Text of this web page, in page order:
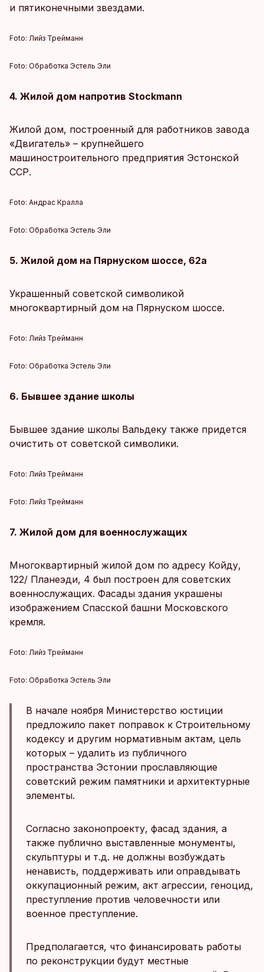
и пятиконечными звездами.
Foto: Лийз Трейманн
Foto: Обработка Эстель Эли
4. Жилой дом напротив Stockmann
Жилой дом, построенный для работников завода
«Двигатель» – крупнейшего
машиностроительного предприятия Эстонской
ССР.
Foto: Андрас Кралла
Foto: Обработка Эстель Эли
5. Жилой дом на Пярнуском шоссе, 62а
Украшенный советской символикой
многоквартирный дом на Пярнуском шоссе.
Foto: Лийз Трейманн
Foto: Обработка Эстель Эли
6. Бывшее здание школы
Бывшее здание школы Вальдеку также придется
очистить от советской символики.
Foto: Лийз Трейманн
Foto: Лийз Трейманн
7. Жилой дом для военнослужащих
Многоквартирный жилой дом по адресу Койду,
122/ Планеэди, 4 был построен для советских
военнослужащих. Фасады здания украшены
изображением Спасской башни Московского
кремля.
Foto: Лийз Трейманн
Foto: Обработка Эстель Эли
В начале ноября Министерство юстиции
предложило пакет поправок к Строительному
кодексу и другим нормативным актам, цель
которых – удалить из публичного
пространства Эстонии прославляющие
советский режим памятники и архитектурные
элементы.
Согласно законопроекту, фасад здания, а
также публично выставленные монументы,
скульптуры и т.д. не должны возбуждать
ненависть, поддерживать или оправдывать
оккупационный режим, акт агрессии, геноцид,
преступление против человечности или
военное преступление.
Предполагается, что финансировать работы
по реконструкции будут местные